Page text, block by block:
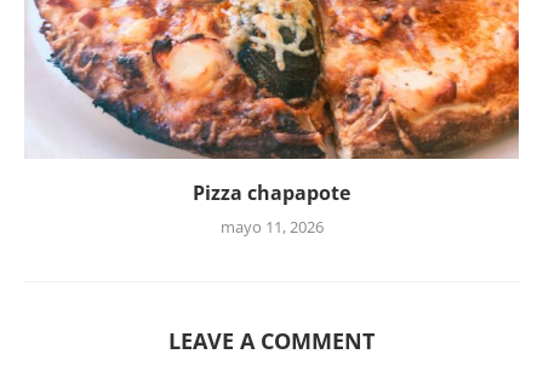
Pizza chapapote
mayo 11, 2026
LEAVE A COMMENT